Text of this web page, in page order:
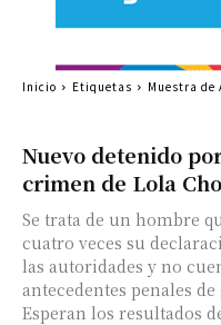
Nuevo detenido
crimen de Lola
Se trata de un hombre
cuatro veces su
las autoridades y no
antecedentes penales de
Esperan los resultados
Inicio Etiquetas Muestra de